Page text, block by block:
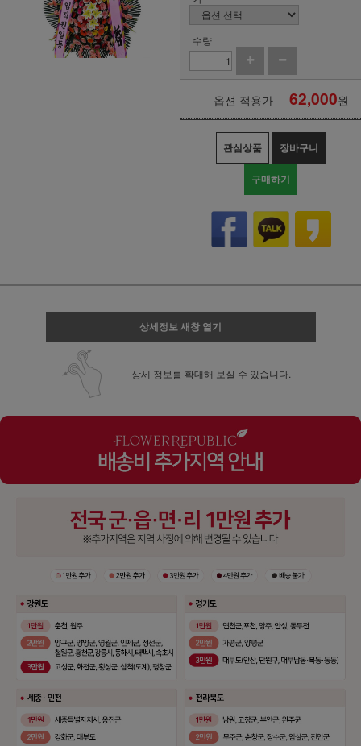
수량
옵션 적용가 62,000원
관심상품 장바구니
구매하기
상세정보 새창 열기
상세 정보를 확대해 보실 수 있습니다.